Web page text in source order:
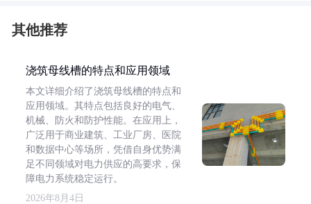
其他推荐
浇筑母线槽的特点和应用领域
本文详细介绍了浇筑母线槽的特点和
应用领域。其特点包括良好的电气、
机械、防火和防护性能。在应用上，
广泛用于商业建筑、工业厂房、医院
和数据中心等场所，凭借自身优势满
足不同领域对电力供应的高要求，保
障电力系统稳定运行。
2026年8月4日